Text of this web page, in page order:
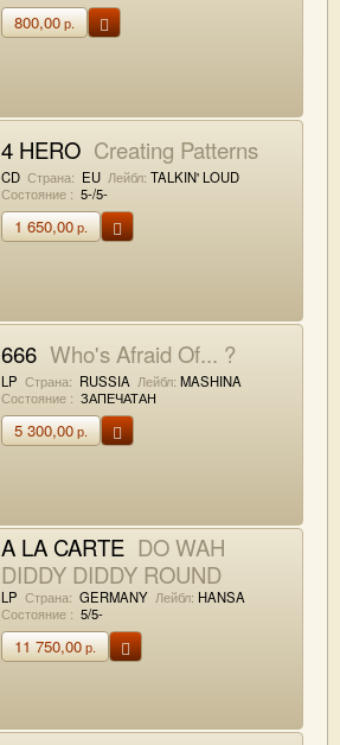
800,00р.
4 HERO Creating Patterns
CD Страна: EU Лейбл: TALKIN' LOUD
Состояние : 5-/5-
1 650,00р.
666 Who's Afraid Of... ?
LP Страна: RUSSIA Лейбл: MASHINA
Состояние : ЗАПЕЧАТАН
5 300,00р.
A LA CARTE DO WAH
DIDDY DIDDY ROUND
LP Страна: GERMANY Лейбл: HANSA
Состояние : 5/5-
11 750,00р.